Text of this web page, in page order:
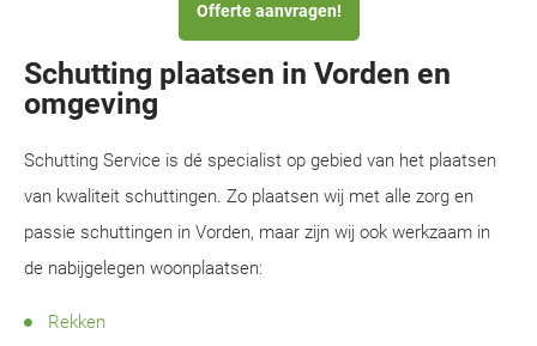
Offerte aanvragen!
Schutting plaatsen in Vorden en
omgeving
Schutting Service is dé specialist op gebied van het plaatsen
van kwaliteit schuttingen. Zo plaatsen wij met alle zorg en
passie schuttingen in Vorden, maar zijn wij ook werkzaam in
de nabijgelegen woonplaatsen:
Rekken